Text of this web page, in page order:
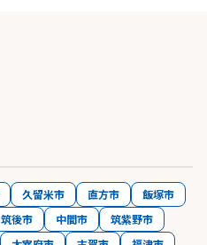
久留米市 直方市
飯塚市
筑後市 中間市
筑紫野市